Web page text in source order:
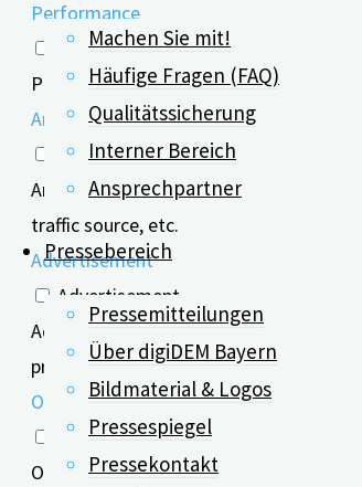
Machen Sie mit!
Häufige Fragen (FAQ)
Qualitätssicherung
Interner Bereich
Ansprechpartner
Pressebereich
Pressemitteilungen
Über digiDEM Bayern
Bildmaterial & Logos
Pressespiegel
Pressekontakt
Performance
Performance
Performance cookies are used to
Analytics
Analytics
Analytical cookies are used to
traffic source, etc.
Advertisement
Advertisement
Advertisement cookies are used to
provide customized ads.
Others
Others
Other uncategorized cookies are those